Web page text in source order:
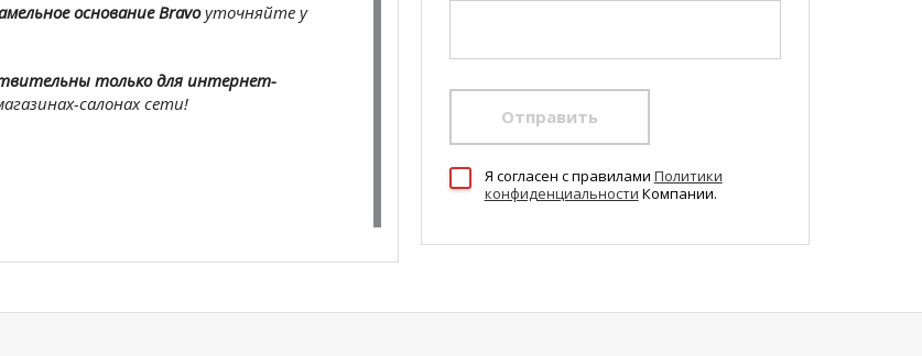
основание Bravoуточняйте у
только для интернет-
салонах сети!
Отправить
Я согласен c правилами Политики
конфиденциальности Компании.